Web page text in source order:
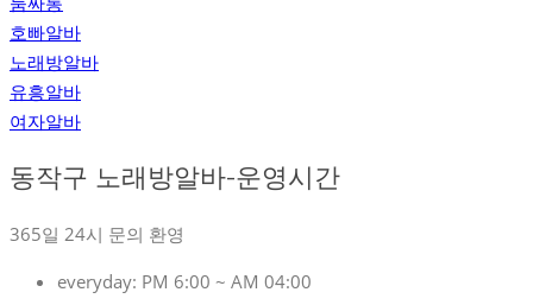
호빠알바
노래방알바
유흥알바
여자알바
동작구 노래방알바-운영시간
365일 24시 문의 환영
everyday: PM 6:00 ~ AM 04:00